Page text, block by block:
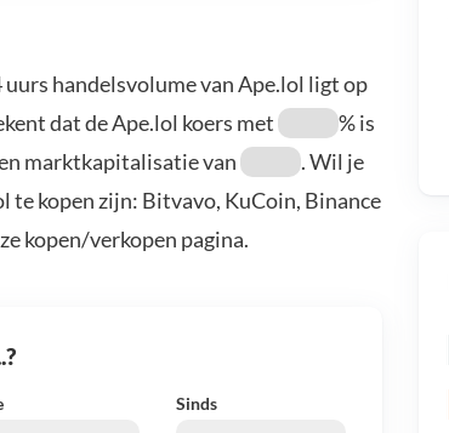
uurs handelsvolume van Ape.lol ligt op
dat de Ape.lol koers met
% is
marktkapitalisatie van
. Wil je
te kopen zijn: Bitvavo, KuCoin, Binance
kopen/verkopen pagina.
Sinds